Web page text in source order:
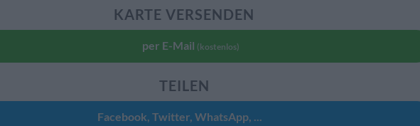
KARTE VERSENDEN
per E-Mail (kostenlos)
TEILEN
Facebook, Twitter, WhatsApp, ...